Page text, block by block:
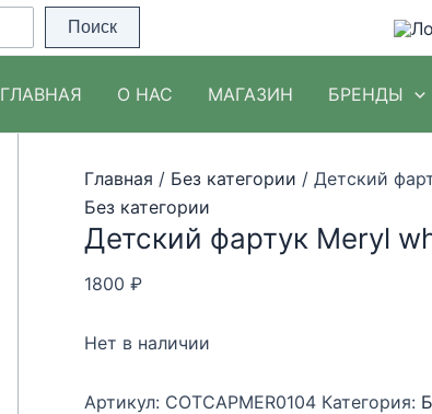
Поиск
ГЛАВНАЯ О НАС МАГАЗИН БРЕНДЫ
Главная / Без категории / Детский
Без категории
Детский фартук Meryl
1800 ₽
Нет в наличии
Артикул: COTCAPMER0104 Категория: